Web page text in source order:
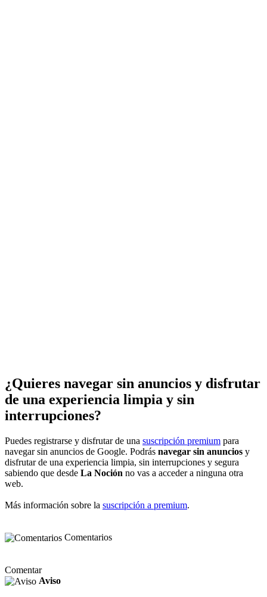
¿Quieres navegar sin anuncios y disfrutar
de una experiencia limpia y sin
interrupciones?
Puedes registrarse y disfrutar de una suscripción premium para
navegar sin anuncios de Google. Podrás navegar sin anuncios y
disfrutar de una experiencia limpia, sin interrupciones y segura
sabiendo que desde La Noción no vas a acceder a ninguna otra
web.
Más información sobre la suscripción a premium.
Comentarios
Comentar
Aviso